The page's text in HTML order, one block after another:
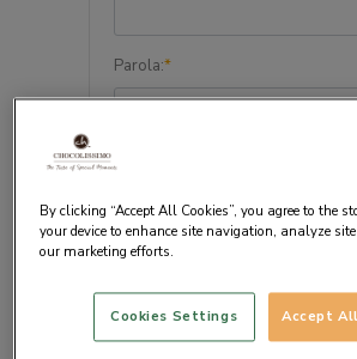
Parola:*
Confirma parola:
DETALIILE PERSONALE
By clicking “Accept All Cookies”, you agree to the
your device to enhance site navigation, analyze
our marketing efforts.
Accept
Cookies Settings